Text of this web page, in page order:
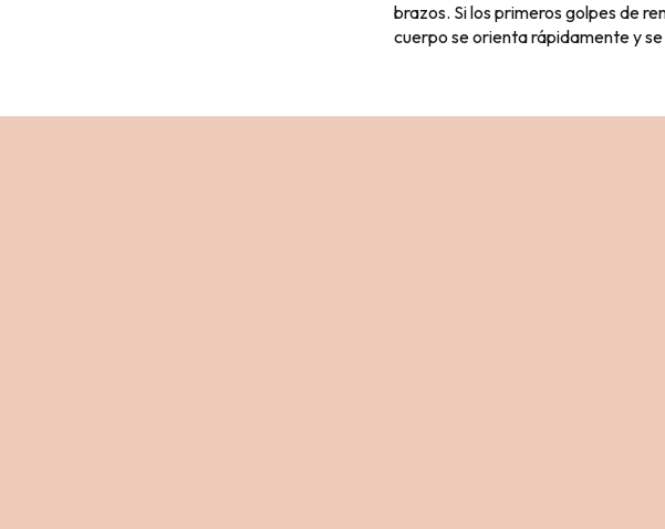
brazos. Si los primeros golpes de
cuerpo se orienta rápidamente y